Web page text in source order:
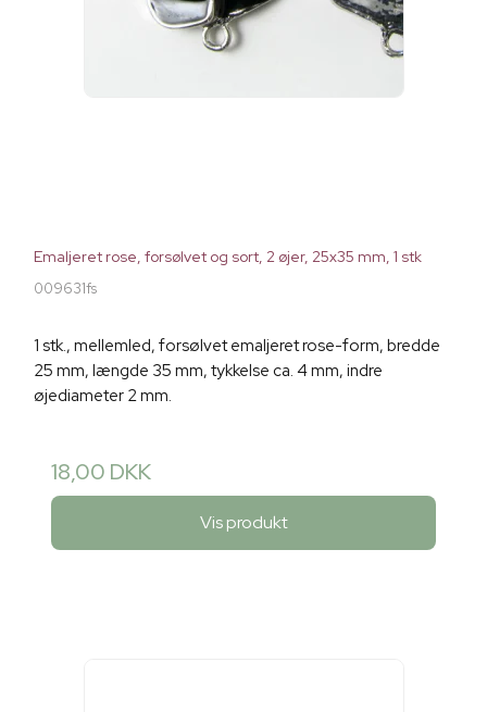
Emaljeret rose, forsølvet og sort, 2 øjer, 25x35 mm, 1 stk
009631fs
1 stk., mellemled, forsølvet emaljeret rose-form, bredde
25 mm, længde 35 mm, tykkelse ca. 4 mm, indre
øjediameter 2 mm.
18,00 DKK
Vis produkt